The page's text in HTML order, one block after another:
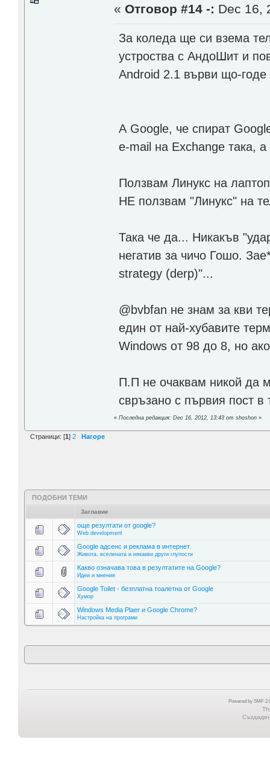
« Отговор #14 -: Dec 16,
За коледа ще си взема
устроства с АндоШит и
Android 2.1 върви що-
А Google, че спират
е-mail на Exchange така,
Ползвам Линукс на
НЕ ползвам "Линукс" на
Така че да... Никакъв
негатив за чичо Гошо.
strategy (derp)"...
@bvbfan не знам за кви
един от най-хубавите
Windows от 98 до 8, но
П.П не очаквам никой да
свръзано с първия пост в
«Последна редакция: Dec 16, 2012, 13:43 от shoshon »
Страници: [1] 2 Нагоре
ПОДОБНИ ТЕМИ
Заглавие
още резултати от google?
Web development
Google адсенс и реклама в интернет.
Живота, вселената и някакви други глупости
Какво означава това в резултатите на Google?
Идеи и мнения
Google Toilet - безплатна тоалетна от Google
Хумор
Windows Media Plaer и Google Chrome?
Настройка на програми
Powered by SMF